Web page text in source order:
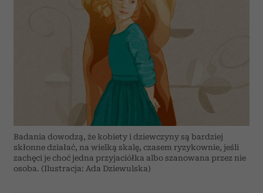
Badania dowodzą, że kobiety i dziewczyny są bardziej
skłonne działać, na wielką skalę, czasem ryzykownie, jeśli
zachęci je choć jedna przyjaciółka albo szanowana przez nie
osoba. (Ilustracja: Ada Dziewulska)